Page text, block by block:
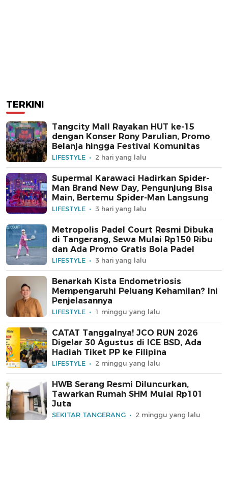
TERKINI
Tangcity Mall Rayakan HUT ke-15
dengan Konser Rony Parulian, Promo
Belanja hingga Festival Komunitas
LIFESTYLE 2 hari yang lalu
Supermal Karawaci Hadirkan Spider-
Man Brand New Day, Pengunjung Bisa
Main, Bertemu Spider-Man Langsung
LIFESTYLE 3 hari yang lalu
Metropolis Padel Court Resmi Dibuka
di Tangerang, Sewa Mulai Rp150 Ribu
dan Ada Promo Gratis Bola Padel
LIFESTYLE 3 hari yang lalu
Benarkah Kista Endometriosis
Mempengaruhi Peluang Kehamilan? Ini
Penjelasannya
LIFESTYLE 1 minggu yang lalu
CATAT Tanggalnya! JCO RUN 2026
Digelar 30 Agustus di ICE BSD, Ada
Hadiah Tiket PP ke Filipina
LIFESTYLE 2 minggu yang lalu
HWB Serang Resmi Diluncurkan,
Tawarkan Rumah SHM Mulai Rp101
Juta
SEKITAR TANGERANG 2 minggu yang lalu